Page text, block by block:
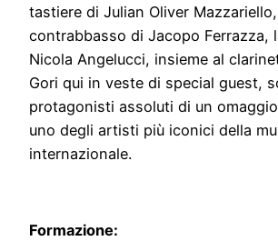
tastiere di Julian Oliver
contrabbasso di Jacopo Ferrazza,
Nicola Angelucci, insieme al
Gori qui in veste di special guest,
protagonisti assoluti di un
uno degli artisti più iconici della
internazionale.
Formazione: